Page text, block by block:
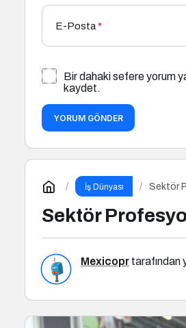
E-Posta*
Bir dahaki sefere yorum
kaydet.
YORUM GÖNDER
İş Dünyası Sektör
Sektör
Mexicopr tarafından